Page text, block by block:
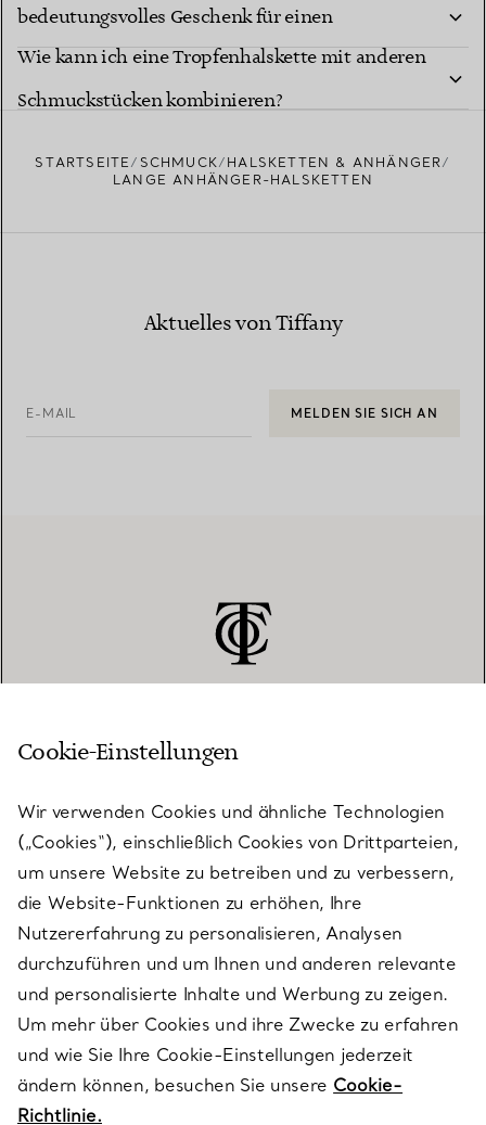
bedeutungsvolles Geschenk für einen
besonderen Meilenstein?
Wie kann ich eine Tropfenhalskette mit anderen
Schmuckstücken kombinieren?
STARTSEITE SCHMUCK
HALSKETTEN & ANHÄNGER
LANGE ANHÄNGER-HALSKETTEN
Aktuelles von Tiffany
E-MAIL MELDEN SIE SICH AN
KUNDENSERVICE
SERVICES
ÜBER TIFFANY & CO.
RECHTLICHE HINWEISE
FOLGEN SIE UNS
Cookie-Einstellungen
Wir verwenden Cookies und ähnliche Technologien
(„Cookies“), einschließlich Cookies von Drittparteien,
um unsere Website zu betreiben und zu verbessern,
die Website-Funktionen zu erhöhen, Ihre
Nutzererfahrung zu personalisieren, Analysen
durchzuführen und um Ihnen und anderen relevante
und personalisierte Inhalte und Werbung zu zeigen.
Um mehr über Cookies und ihre Zwecke zu erfahren
und wie Sie Ihre Cookie-Einstellungen jederzeit
ändern können, besuchen Sie unsere Cookie-
Richtlinie.